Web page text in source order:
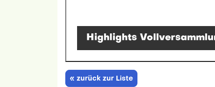
Highlights
« zurück zur Liste